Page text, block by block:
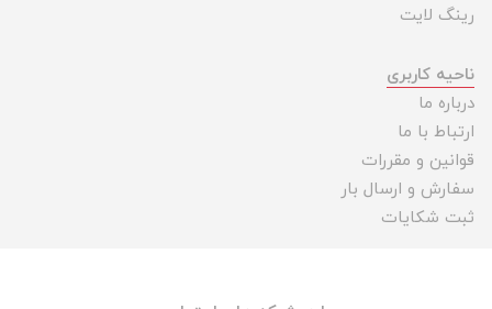
رینگ لایت
ناحیه کاربری
درباره ما
ارتباط با ما
قوانین و مقررات
سفارش و ارسال بار
ثبت شکایات